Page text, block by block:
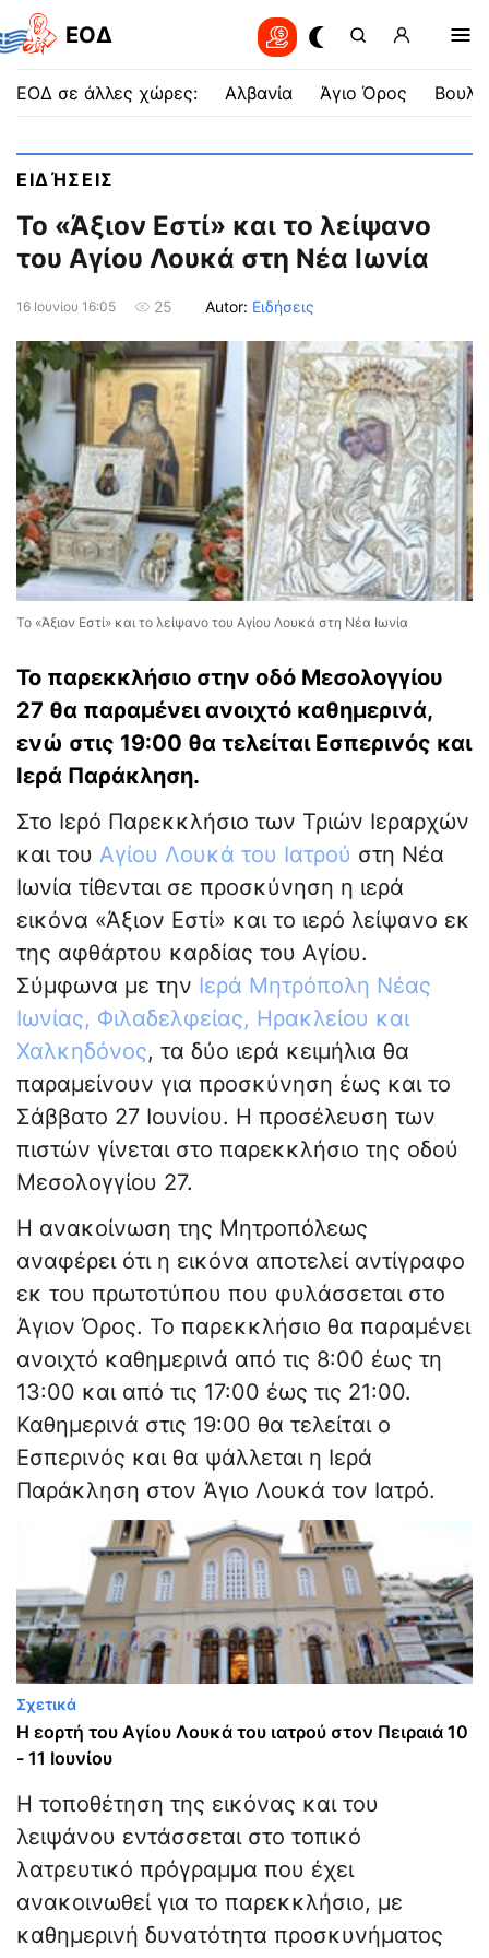
EOΔ
ΕΟΔ σε άλλες χώρες: Αλβανία Άγιο Όρος
ΕΙΔΉΣΕΙΣ
Το «Άξιον Εστί» και το λείψανο
του Αγίου Λουκά στη Νέα Ιωνία
16 Ιουνίου 16:05 25 Autor: Ειδήσεις
Το «Άξιον Εστί» και το λείψανο του Αγίου Λουκά στη Νέα Ιωνία
Το παρεκκλήσιο στην οδό Μεσολογγίου
27 θα παραμένει ανοιχτό καθημερινά,
ενώ στις 19:00 θα τελείται Εσπερινός και
Ιερά Παράκληση.
Στο Ιερό Παρεκκλήσιο των Τριών Ιεραρχών
και του Αγίου Λουκά του Ιατρού στη Νέα
Ιωνία τίθενται σε προσκύνηση η ιερά
εικόνα «Άξιον Εστί» και το ιερό λείψανο εκ
της αφθάρτου καρδίας του Αγίου.
Σύμφωνα με την Ιερά Μητρόπολη Νέας
Ιωνίας, Φιλαδελφείας, Ηρακλείου και
Χαλκηδόνος, τα δύο ιερά κειμήλια θα
παραμείνουν για προσκύνηση έως και το
Σάββατο 27 Ιουνίου. Η προσέλευση των
πιστών γίνεται στο παρεκκλήσιο της οδού
Μεσολογγίου 27.
Η ανακοίνωση της Μητροπόλεως
αναφέρει ότι η εικόνα αποτελεί αντίγραφο
εκ του πρωτοτύπου που φυλάσσεται στο
Άγιον Όρος. Το παρεκκλήσιο θα παραμένει
ανοιχτό καθημερινά από τις 8:00 έως τη
13:00 και από τις 17:00 έως τις 21:00.
Καθημερινά στις 19:00 θα τελείται ο
Εσπερινός και θα ψάλλεται η Ιερά
Παράκληση στον Άγιο Λουκά τον Ιατρό.
Σχετικά
Η εορτή του Αγίου Λουκά του ιατρού στον Πειραιά 10
- 11 Ιουνίου
Η τοποθέτηση της εικόνας και του
λειψάνου εντάσσεται στο τοπικό
λατρευτικό πρόγραμμα που έχει
ανακοινωθεί για το παρεκκλήσιο, με
καθημερινή δυνατότητα προσκυνήματος